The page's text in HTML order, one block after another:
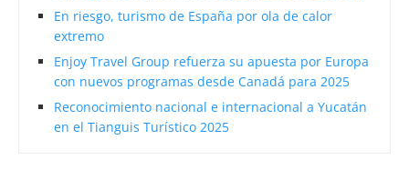
En riesgo, turismo de España por ola de calor
extremo
Enjoy Travel Group refuerza su apuesta por Europa
con nuevos programas desde Canadá para 2025
Reconocimiento nacional e internacional a Yucatán
en el Tianguis Turístico 2025